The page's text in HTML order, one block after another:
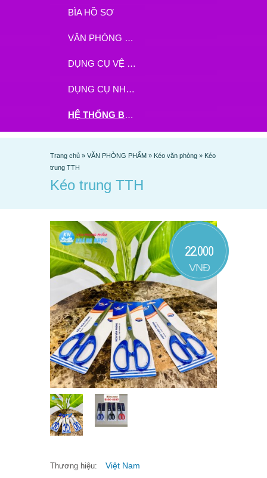
BÌA HỒ SƠ
VĂN PHÒNG PHẨM
DỤNG CỤ VỆ SINH
DỤNG CỤ NHÀ BẾP
HỆ THỐNG BHX - TGDĐ ĐẶT HÀNG TẠI ĐÂY
Trang chủ » VĂN PHÒNG PHẨM » Kéo văn phòng » Kéo
trung TTH
Kéo trung TTH
22.000
VNĐ
Thương hiệu: Việt Nam